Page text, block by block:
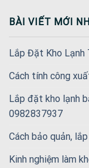
BÀI VIẾT MỚI
Lắp Đặt Kho Lạnh
Cách tính công
Lắp đặt kho lạnh
0982837937
Cách bảo quản,
Kinh nghiệm làm